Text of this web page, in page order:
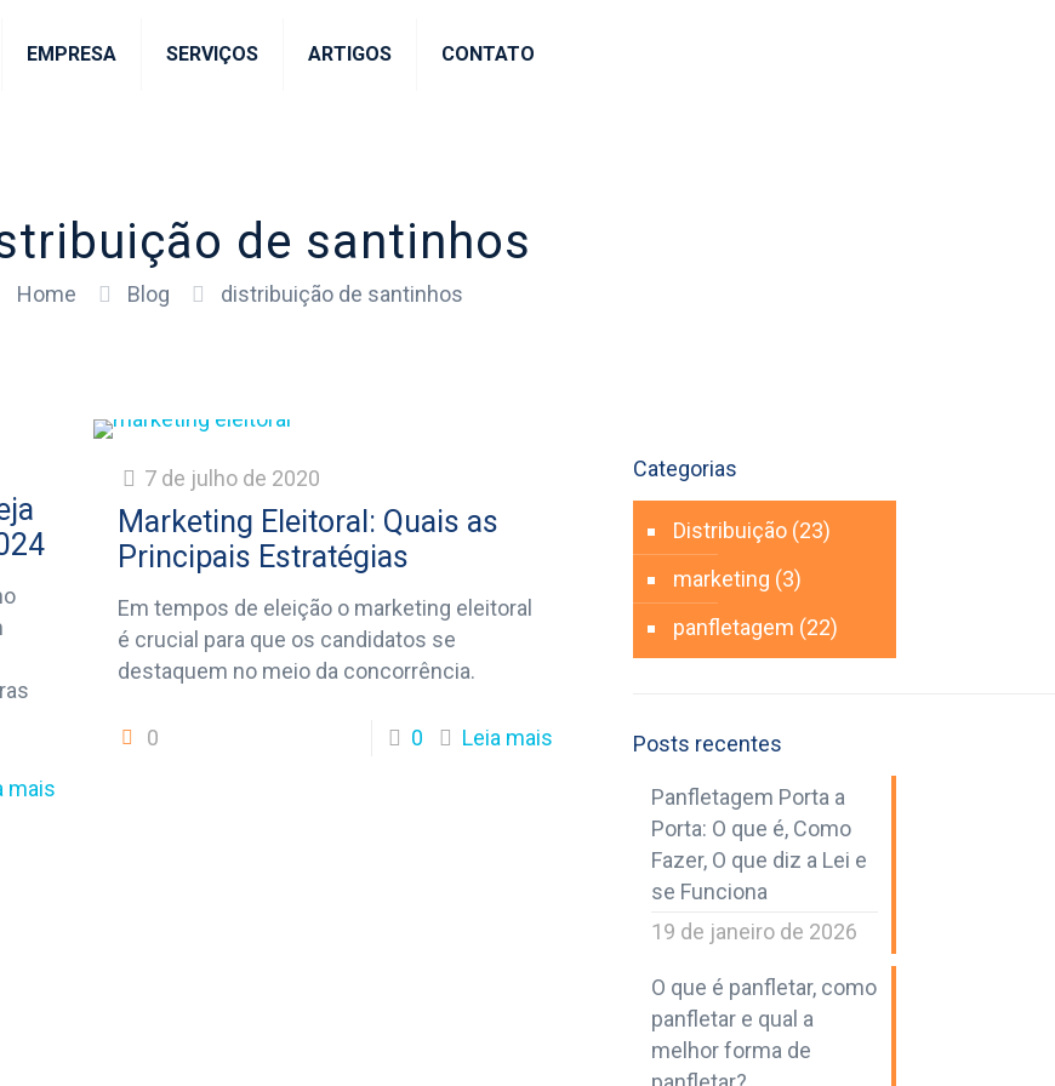
EMPRESA SERVIÇOS ARTIGOS CONTATO
de santinhos
Home Blog distribuição de santinhos
mais
7 de julho de 2020
Marketing Eleitoral: Quais as
Principais Estratégias
Em tempos de eleição o marketing eleitoral
é crucial para que os candidatos se
destaquem no meio da concorrência.
0 0 Leia mais
Categorias
Distribuição(23)
marketing (3)
panfletagem (22)
Posts recentes
Panfletagem Porta a
Porta: O que é, Como
Fazer, O que diz a Lei e
se Funciona
19 de janeiro de 2026
O que é panfletar, como
panfletar e qual a
melhor forma de